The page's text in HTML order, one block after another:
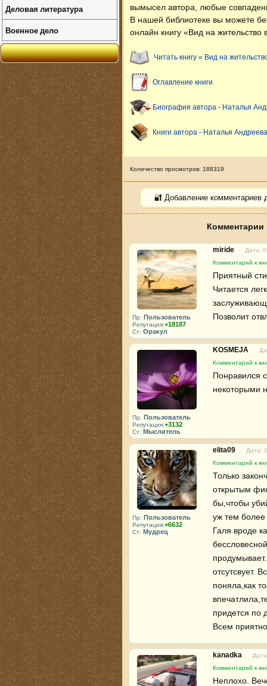
вымысел автора, любые
В нашей библиотеке вы можете
онлайн книгу «Вид на
Читать книгу « Вид на
Оглавление книги
Биография автора - Наталья
Книги автора - Наталья Андреева
Количество просмотров: 188319
🔐 Добавление комментариев
Комментарии
Пр: Пользователь
Репутация:+18187
Ст: Оракул
miride
Дата:
Комментарий к
Приятный
Читается
Позволит
Пр: Пользователь
Репутация:+3132
Ст: Мыслитель
KOSMEJA
Комментарий к
Понравился
некоторыми
Пр: Пользователь
Репутация:+6632
Ст: Мудрец
elita09
Дата:
Комментарий к
Только
открытым
бы,чтобы
уж тем
Галя вроде
отсутсвует.
поняла,как
придется по
Всем
kanadka
Комментарий к
Неплохо.
Деловая литература
Военное дело